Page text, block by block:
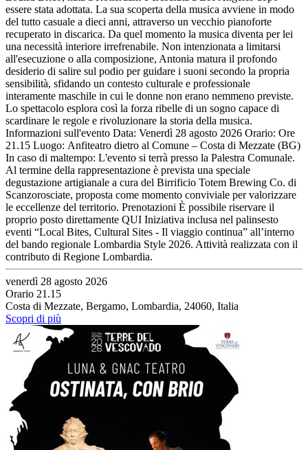
essere stata adottata. La sua scoperta della musica avviene in modo
del tutto casuale a dieci anni, attraverso un vecchio pianoforte
recuperato in discarica. Da quel momento la musica diventa per lei
una necessità interiore irrefrenabile. Non intenzionata a limitarsi
all'esecuzione o alla composizione, Antonia matura il profondo
desiderio di salire sul podio per guidare i suoni secondo la propria
sensibilità, sfidando un contesto culturale e professionale
interamente maschile in cui le donne non erano nemmeno previste.
Lo spettacolo esplora così la forza ribelle di un sogno capace di
scardinare le regole e rivoluzionare la storia della musica.
Informazioni sull'evento Data: Venerdì 28 agosto 2026 Orario: Ore
21.15 Luogo: Anfiteatro dietro al Comune – Costa di Mezzate (BG)
In caso di maltempo: L'evento si terrà presso la Palestra Comunale.
Al termine della rappresentazione è prevista una speciale
degustazione artigianale a cura del Birrificio Totem Brewing Co. di
Scanzorosciate, proposta come momento conviviale per valorizzare
le eccellenze del territorio. Prenotazioni È possibile riservare il
proprio posto direttamente QUI Iniziativa inclusa nel palinsesto
eventi “Local Bites, Cultural Sites - Il viaggio continua” all’interno
del bando regionale Lombardia Style 2026. Attività realizzata con il
contributo di Regione Lombardia.
venerdì 28 agosto 2026
Orario 21.15
Costa di Mezzate, Bergamo, Lombardia, 24060, Italia
Scopri di più